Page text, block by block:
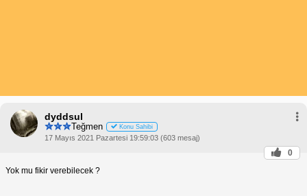
dyddsul
Teğmen Konu Sahibi
17 Mayıs 2021 Pazartesi 19:59:03 (603 mesaj)
0
Yok mu fikir verebilecek ?